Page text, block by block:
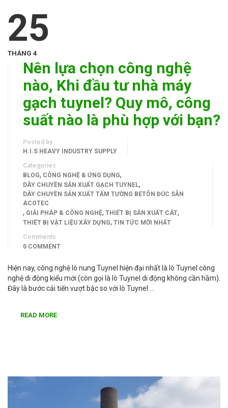
25
THÁNG 4
Nên lựa chọn công nghệ
nào, Khi đầu tư nhà máy
gạch tuynel? Quy mô, công
suất nào là phù hợp với bạn?
Posted by
H.I.S HEAVY INDUSTRY SUPPLY
Categories
BLOG, CÔNG NGHỆ & ỨNG DỤNG,
DÂY CHUYỀN SẢN XUẤT GẠCH TUYNEL,
DÂY CHUYỀN SẢN XUẤT TẤM TƯỜNG BETÔN ĐÚC SẴN
ACOTEC
, GIẢI PHÁP & CÔNG NGHỆ, THIẾT BỊ SẢN XUẤT CÁT,
THIẾT BỊ VẬT LIỆU XÂY DỰNG, TIN TỨC MỚI NHẤT
Comments
0 COMMENT
Hiện nay, công nghệ lò nung Tuynel hiện đại nhất là lò Tuynel công
nghệ di động kiểu mới (còn gọi là lò Tuynel di động không cần hầm).
Đây là bước cải tiến vượt bậc so với lò Tuynel …
READ MORE